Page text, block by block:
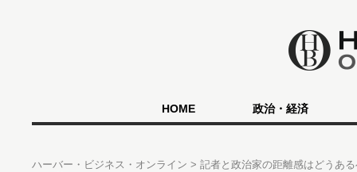
HOME 政治・経済
ハーバー・ビジネス・オンライン
記者と政治家の距離感はどうあ